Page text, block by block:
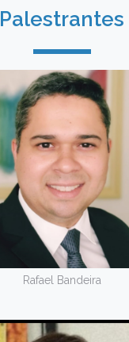
Palestrantes
Rafael Bandeira